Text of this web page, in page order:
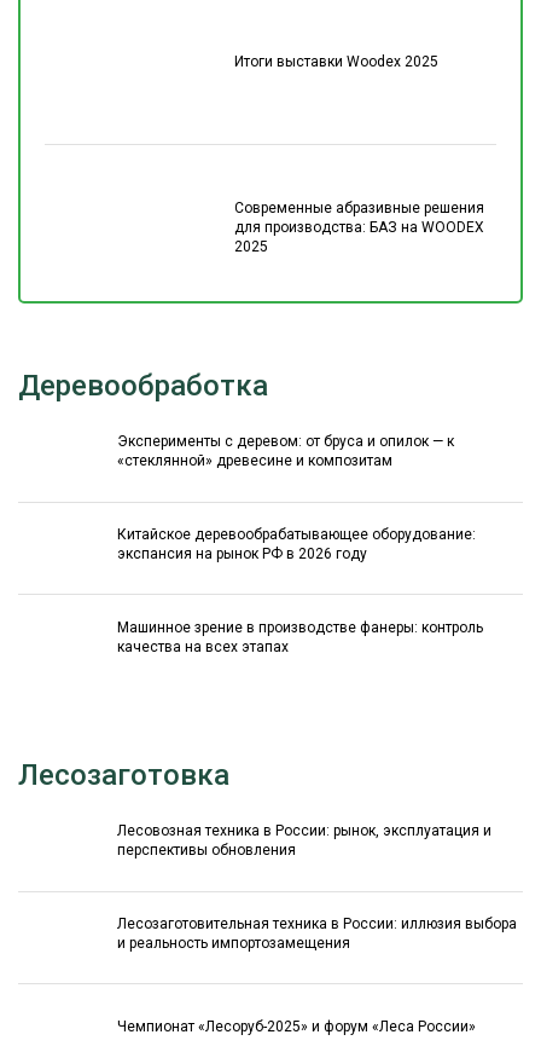
Итоги выставки Woodex 2025
Современные абразивные решения
для производства: БАЗ на WOODEX
2025
Деревообработка
Эксперименты с деревом: от бруса и опилок — к
«стеклянной» древесине и композитам
Китайское деревообрабатывающее оборудование:
экспансия на рынок РФ в 2026 году
Машинное зрение в производстве фанеры: контроль
качества на всех этапах
Лесозаготовка
Лесовозная техника в России: рынок, эксплуатация и
перспективы обновления
Лесозаготовительная техника в России: иллюзия выбора
и реальность импортозамещения
Чемпионат «Лесоруб-2025» и форум «Леса России»